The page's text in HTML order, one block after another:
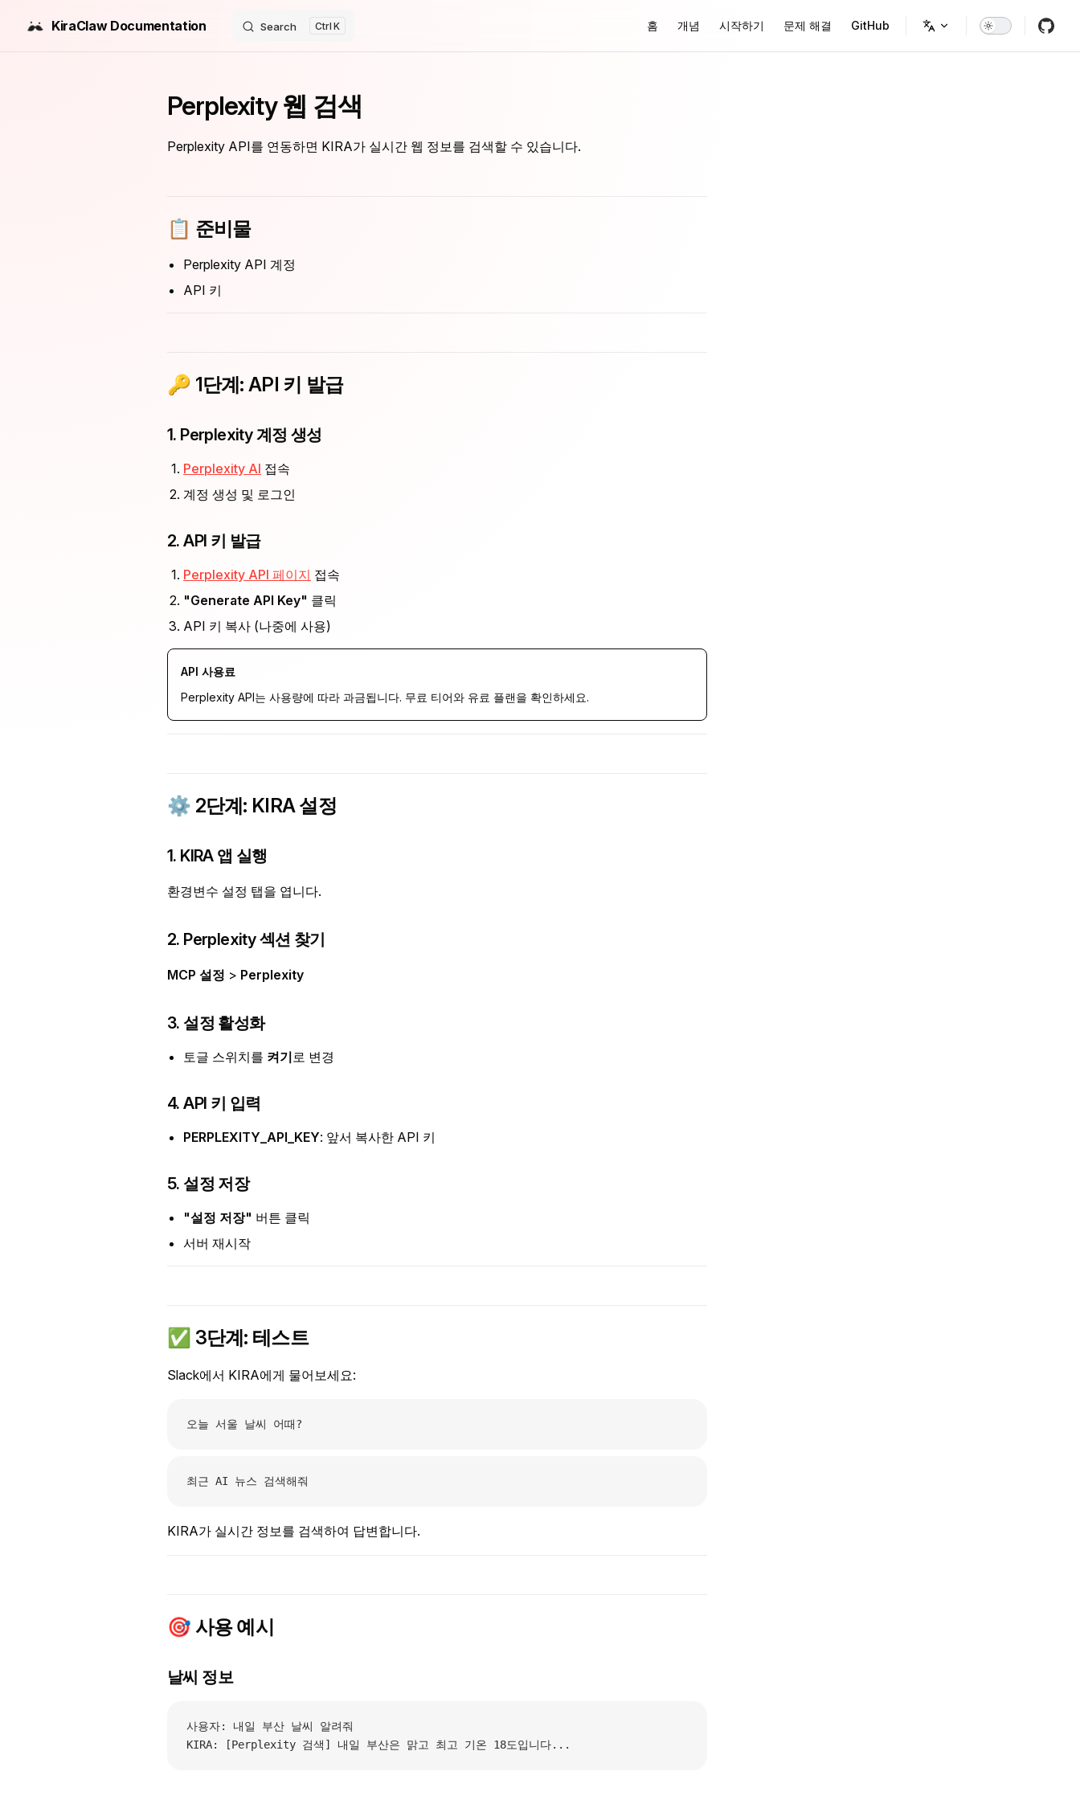
Skip to content
KiraClaw Documentation Search K 홈 개념 시작하기 문제 해결 GitHub
Perplexity 웹 검색
Perplexity API를 연동하면 KIRA가 실시간 웹 정보를 검색할 수 있습니다.
📋 준비물
Perplexity API 계정
API 키
🔑 1단계: API 키 발급
1. Perplexity 계정 생성
Perplexity AI 접속
계정 생성 및 로그인
2. API 키 발급
Perplexity API 페이지 접속
"Generate API Key" 클릭
API 키 복사 (나중에 사용)
API 사용료
Perplexity API는 사용량에 따라 과금됩니다. 무료 티어와 유료 플랜을 확인하세요.
⚙️ 2단계: KIRA 설정
1. KIRA 앱 실행
환경변수 설정 탭을 엽니다.
2. Perplexity 섹션 찾기
MCP 설정 > Perplexity
3. 설정 활성화
토글 스위치를 켜기로 변경
4. API 키 입력
PERPLEXITY_API_KEY: 앞서 복사한 API 키
5. 설정 저장
"설정 저장" 버튼 클릭
서버 재시작
✅ 3단계: 테스트
Slack에서 KIRA에게 물어보세요:
오늘 서울 날씨 어때?
최근 AI 뉴스 검색해줘
KIRA가 실시간 정보를 검색하여 답변합니다.
🎯 사용 예시
날씨 정보
사용자: 내일 부산 날씨 알려줘
KIRA: [Perplexity 검색] 내일 부산은 맑고 최고 기온 18도입니다...